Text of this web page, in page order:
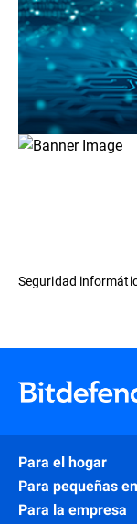
Seguridad
Para el hogar
Para pequeñas
Para la empresa